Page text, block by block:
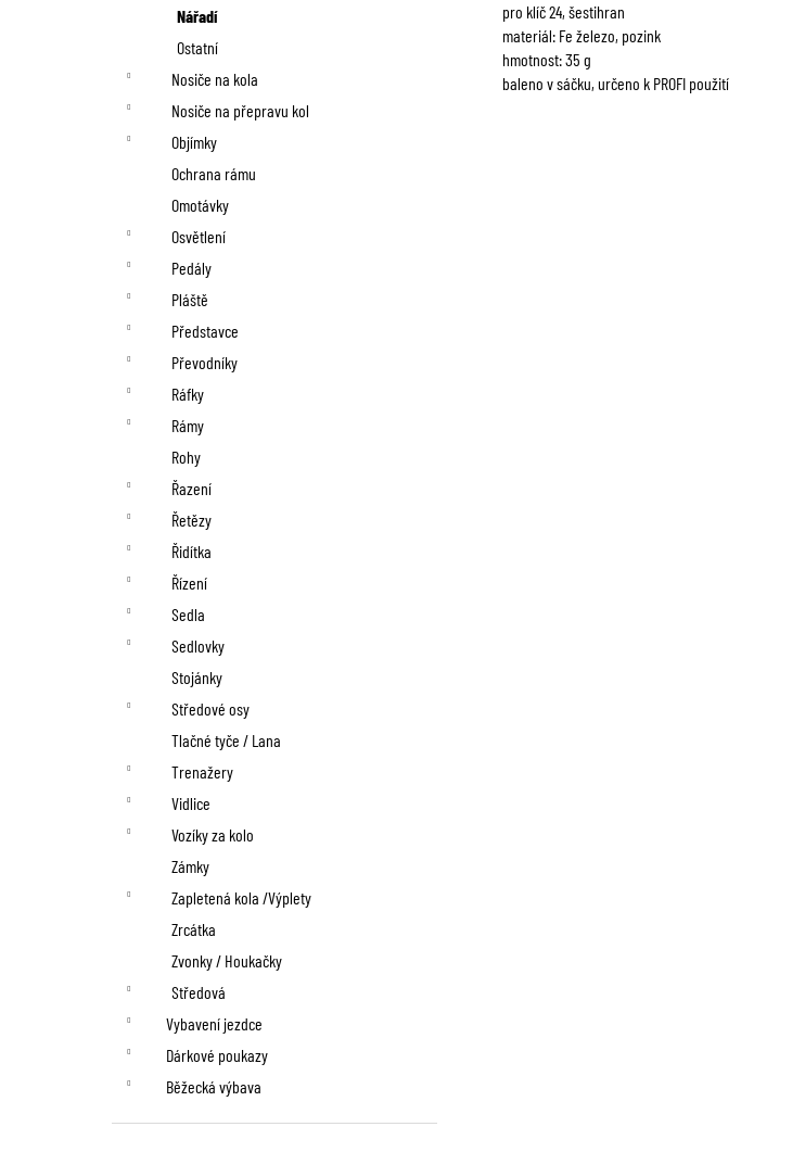
Nářadí
Ostatní
Nosiče na kola
Nosiče na přepravu kol
Objímky
Ochrana rámu
Omotávky
Osvětlení
Pedály
Pláště
Představce
Převodníky
Ráfky
Rámy
Rohy
Řazení
Řetězy
Řidítka
Řízení
Sedla
Sedlovky
Stojánky
Středové osy
Tlačné tyče / Lana
Trenažery
Vidlice
Vozíky za kolo
Zámky
Zapletená kola /Výplety
Zrcátka
Zvonky / Houkačky
Středová
Vybavení jezdce
Dárkové poukazy
Běžecká výbava
pro klíč 24, šestihran
materiál: Fe železo, pozink
hmotnost: 35 g
baleno v sáčku, určeno k PROFI použití